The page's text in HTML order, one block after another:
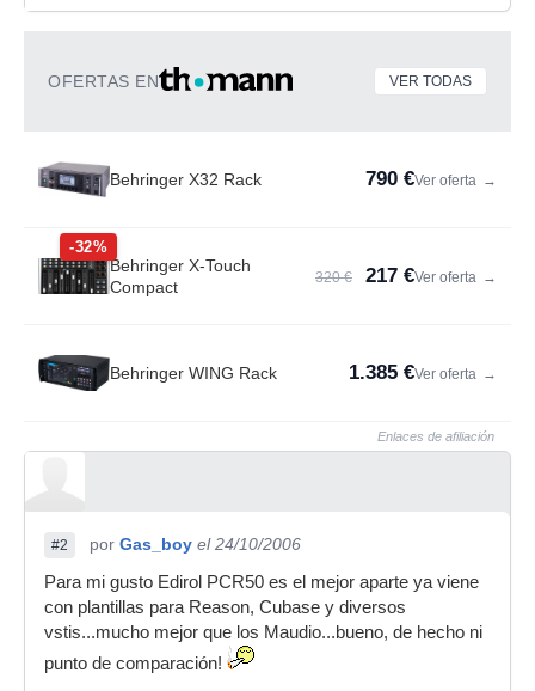
OFERTAS EN VER TODAS
Behringer X32 Rack 790 €Ver oferta →
-32%
Behringer X-Touch
Compact
320 € 217 €Ver oferta →
Behringer WING Rack 1.385 €Ver oferta →
Enlaces de afiliación
#2 por Gas_boy el 24/10/2006
Para mi gusto Edirol PCR50 es el mejor aparte ya viene
con plantillas para Reason, Cubase y diversos
vstis...mucho mejor que los Maudio...bueno, de hecho ni
punto de comparación!